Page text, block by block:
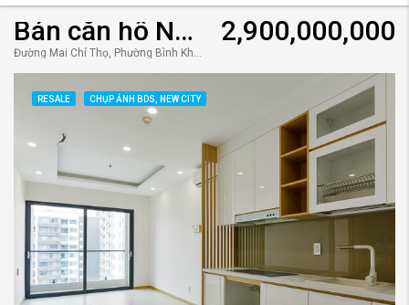
Bán căn hộ New City 1pn tháp Bali giá tốt
Đường Mai Chí Thọ, Phường Bình Khánh, Quận 2, Hồ Chí Minh 760000, Việt Nam
2,900,000,000
RESALE CHỤP ẢNH BDS, NEW CITY